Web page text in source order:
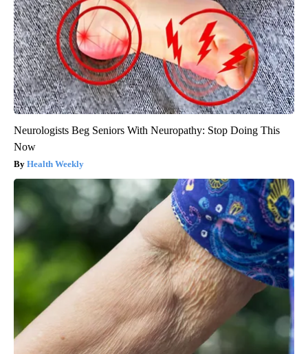
Neurologists Beg Seniors With Neuropathy: Stop Doing This
Now
Health Weekly